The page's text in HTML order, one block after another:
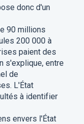
donc d'un
90 millions
200 000 à
paient des
s'explique, entre
de
L'État
à identifier
envers l'État